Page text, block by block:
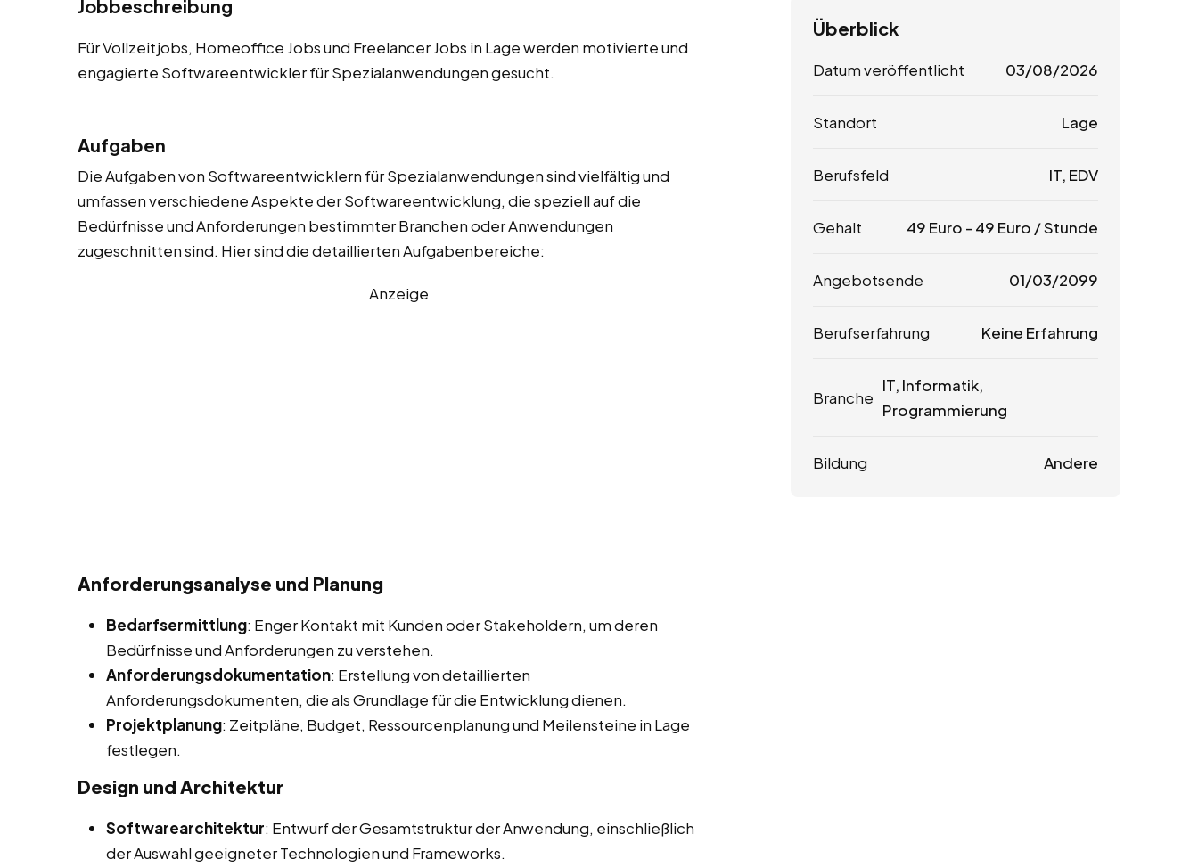
Jobbeschreibung
Für Vollzeitjobs, Homeoffice Jobs und Freelancer Jobs in Lage werden motivierte und
engagierte Softwareentwickler für Spezialanwendungen gesucht.
Aufgaben
Die Aufgaben von Softwareentwicklern für Spezialanwendungen sind vielfältig und
umfassen verschiedene Aspekte der Softwareentwicklung, die speziell auf die
Bedürfnisse und Anforderungen bestimmter Branchen oder Anwendungen
zugeschnitten sind. Hier sind die detaillierten Aufgabenbereiche:
Anzeige
Anforderungsanalyse und Planung
Bedarfsermittlung: Enger Kontakt mit Kunden oder Stakeholdern, um deren
Bedürfnisse und Anforderungen zu verstehen.
Anforderungsdokumentation: Erstellung von detaillierten
Anforderungsdokumenten, die als Grundlage für die Entwicklung dienen.
Projektplanung: Zeitpläne, Budget, Ressourcenplanung und Meilensteine in Lage
festlegen.
Design und Architektur
Softwarearchitektur: Entwurf der Gesamtstruktur der Anwendung, einschließlich
der Auswahl geeigneter Technologien und Frameworks.
Überblick
Datum veröffentlicht 03/08/2026
Standort Lage
Berufsfeld IT, EDV
Gehalt 49 Euro - 49 Euro / Stunde
Angebotsende 01/03/2099
Berufserfahrung Keine Erfahrung
Branche
IT, Informatik,
Programmierung
Bildung Andere